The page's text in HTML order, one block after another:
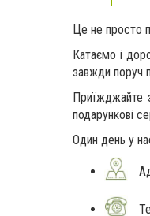
Це не просто
Катаємо і
завжди поруч
Приїжджайте
подарункові
Один день у